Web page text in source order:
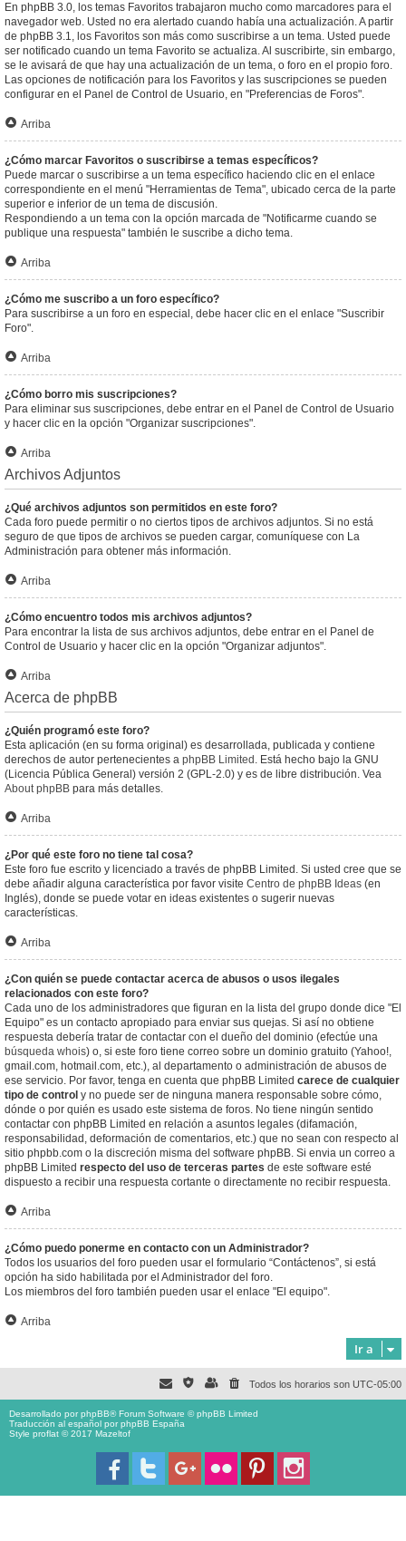
En phpBB 3.0, los temas Favoritos trabajaron mucho como marcadores para el
navegador web. Usted no era alertado cuando había una actualización. A partir
de phpBB 3.1, los Favoritos son más como suscribirse a un tema. Usted puede
ser notificado cuando un tema Favorito se actualiza. Al suscribirte, sin embargo,
se le avisará de que hay una actualización de un tema, o foro en el propio foro.
Las opciones de notificación para los Favoritos y las suscripciones se pueden
configurar en el Panel de Control de Usuario, en "Preferencias de Foros".
Arriba
¿Cómo marcar Favoritos o suscribirse a temas específicos?
Puede marcar o suscribirse a un tema específico haciendo clic en el enlace
correspondiente en el menú "Herramientas de Tema", ubicado cerca de la parte
superior e inferior de un tema de discusión.
Respondiendo a un tema con la opción marcada de "Notificarme cuando se
publique una respuesta" también le suscribe a dicho tema.
Arriba
¿Cómo me suscribo a un foro específico?
Para suscribirse a un foro en especial, debe hacer clic en el enlace "Suscribir
Foro".
Arriba
¿Cómo borro mis suscripciones?
Para eliminar sus suscripciones, debe entrar en el Panel de Control de Usuario
y hacer clic en la opción "Organizar suscripciones".
Arriba
Archivos Adjuntos
¿Qué archivos adjuntos son permitidos en este foro?
Cada foro puede permitir o no ciertos tipos de archivos adjuntos. Si no está
seguro de que tipos de archivos se pueden cargar, comuníquese con La
Administración para obtener más información.
Arriba
¿Cómo encuentro todos mis archivos adjuntos?
Para encontrar la lista de sus archivos adjuntos, debe entrar en el Panel de
Control de Usuario y hacer clic en la opción "Organizar adjuntos".
Arriba
Acerca de phpBB
¿Quién programó este foro?
Esta aplicación (en su forma original) es desarrollada, publicada y contiene
derechos de autor pertenecientes a phpBB Limited . Está hecho bajo la GNU
(Licencia Pública General) versión 2 (GPL-2.0) y es de libre distribución. Vea
About phpBB para más detalles.
Arriba
¿Por qué este foro no tiene tal cosa?
Este foro fue escrito y licenciado a través de phpBB Limited. Si usted cree que se
debe añadir alguna característica por favor visite Centro de phpBB Ideas (en
Inglés), donde se puede votar en ideas existentes o sugerir nuevas
características.
Arriba
¿Con quién se puede contactar acerca de abusos o usos ilegales
relacionados con este foro?
Cada uno de los administradores que figuran en la lista del grupo donde dice "El
Equipo" es un contacto apropiado para enviar sus quejas. Si así no obtiene
respuesta debería tratar de contactar con el dueño del dominio (efectúe una
búsqueda whois) o, si este foro tiene correo sobre un dominio gratuito (Yahoo!,
gmail.com, hotmail.com, etc.), al departamento o administración de abusos de
ese servicio. Por favor, tenga en cuenta que phpBB Limited carece de cualquier
tipo de control y no puede ser de ninguna manera responsable sobre cómo,
dónde o por quién es usado este sistema de foros. No tiene ningún sentido
contactar con phpBB Limited en relación a asuntos legales (difamación,
responsabilidad, deformación de comentarios, etc.) que no sean con respecto al
sitio phpbb.com o la discreción misma del software phpBB. Si envia un correo a
phpBB Limited respecto del uso de terceras partes de este software esté
dispuesto a recibir una respuesta cortante o directamente no recibir respuesta.
Arriba
¿Cómo puedo ponerme en contacto con un Administrador?
Todos los usuarios del foro pueden usar el formulario “Contáctenos”, si está
opción ha sido habilitada por el Administrador del foro.
Los miembros del foro también pueden usar el enlace "El equipo".
Arriba
Ir a
Todos los horarios son UTC-05:00
Desarrollado porphpBB® Forum Software © phpBB Limited
Traducción al español porphpBB España
Style proflat © 2017 Mazeltof